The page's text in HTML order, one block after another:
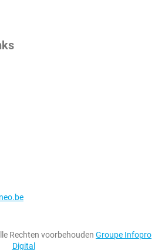
Rechten voorbehouden Groupe Infopro
Digital